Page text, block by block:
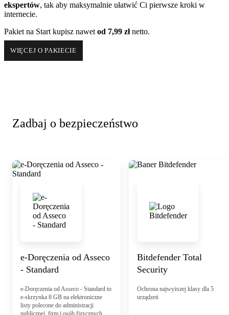
ekspertów, tak aby maksymalnie ułatwić Ci pierwsze kroki w
internecie.
Pakiet na Start kupisz nawetod 7,99 zł netto.
WIĘCEJ O PAKIECIE
Zadbaj o bezpieczeństwo
e-Doręczenia od Asseco
- Standard
e-Doręczenia od Asseco - Standard to
e-skrzynka 8 GB na elektroniczne
listy polecone do administracji
Zobacz szczegóły
Bitdefender Total
Security
Ochrona najwyższej klasy dla 5
urządzeń